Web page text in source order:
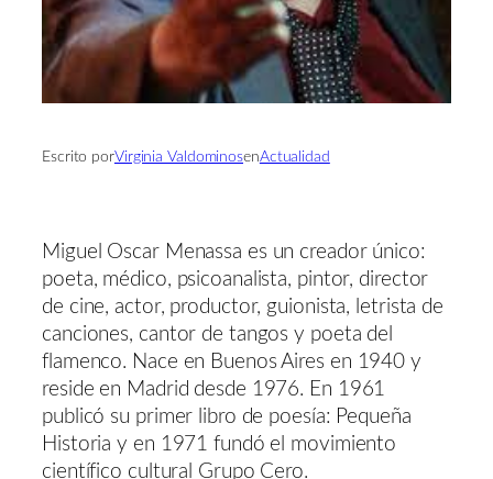
Escrito porVirginia ValdominosenActualidad
Miguel Oscar Menassa es un creador único:
poeta, médico, psicoanalista, pintor, director
de cine, actor, productor, guionista, letrista de
canciones, cantor de tangos y poeta del
flamenco. Nace en Buenos Aires en 1940 y
reside en Madrid desde 1976. En 1961
publicó su primer libro de poesía: Pequeña
Historia y en 1971 fundó el movimiento
científico cultural Grupo Cero.